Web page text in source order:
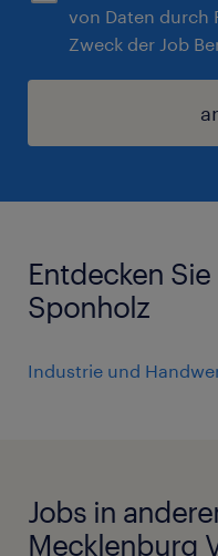
von Daten durch
Zweck der Job
Entdecken
Sponholz
Industrie und
Jobs in
Mecklenburg